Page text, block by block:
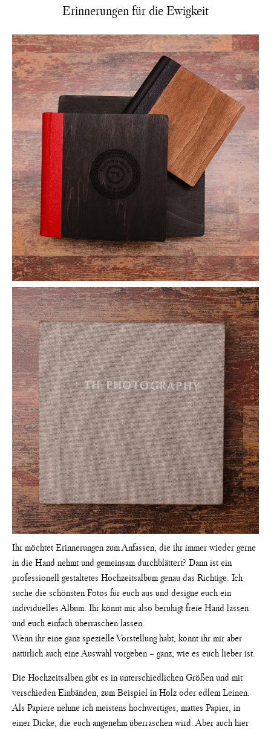
LIEBE WORTE
KONTAKT
Erinnerungen für die Ewigkeit
Ihr möchtet Erinnerungen zum Anfassen, die ihr immer wieder gerne
in die Hand nehmt und gemeinsam durchblättert? Dann ist ein
professionell gestaltetes Hochzeitsalbum genau das Richtige. Ich
suche die schönsten Fotos für euch aus und designe euch ein
individuelles Album. Ihr könnt mir also beruhigt freie Hand lassen
und euch einfach überraschen lassen.
Wenn ihr eine ganz spezielle Vorstellung habt, könnt ihr mir aber
natürlich auch eine Auswahl vorgeben – ganz, wie es euch lieber ist.
Die Hochzeitsalben gibt es in unterschiedlichen Größen und mit
verschieden Einbänden, zum Beispiel in Holz oder edlem Leinen.
Als Papiere nehme ich meistens hochwertiges, mattes Papier, in
einer Dicke, die euch angenehm überraschen wird. Aber auch hier